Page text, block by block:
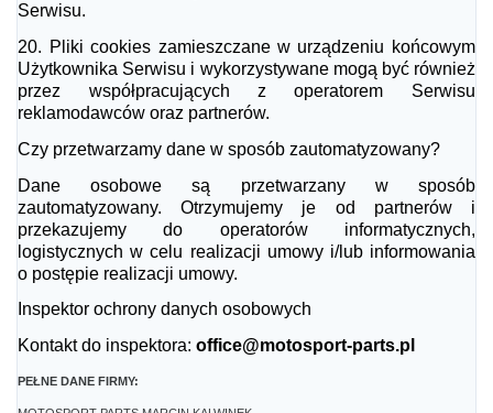
Serwisu.
20. Pliki cookies zamieszczane w urządzeniu końcowym
Użytkownika Serwisu i wykorzystywane mogą być również
przez współpracujących z operatorem Serwisu
reklamodawców oraz partnerów.
Czy przetwarzamy dane w sposób zautomatyzowany?
Dane osobowe są przetwarzany w sposób
zautomatyzowany. Otrzymujemy je od partnerów i
przekazujemy do operatorów informatycznych,
logistycznych w celu realizacji umowy i/lub informowania
o postępie realizacji umowy.
Inspektor ochrony danych osobowych
Kontakt do inspektora:office@motosport-parts.pl
PEŁNE DANE FIRMY: